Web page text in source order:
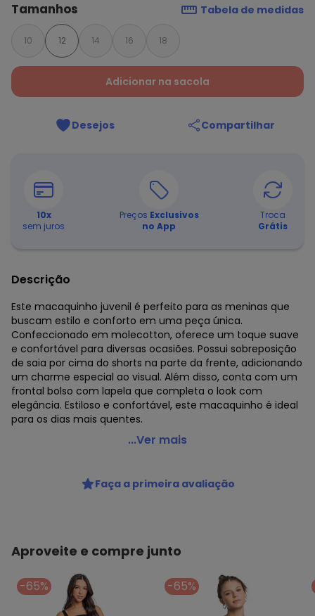
Tamanhos Tabela de medidas
10 12 14 16 18
Adicionar na sacola
Desejos Compartilhar
10x
sem juros
Preços Exclusivos
no App
Troca
Grátis
Descrição
Este macaquinho juvenil é perfeito para as meninas que
buscam estilo e conforto em uma peça única.
Confeccionado em molecotton, oferece um toque suave
e confortável para diversas ocasiões. Possui sobreposição
de saia por cima do shorts na parte da frente, adicionando
um charme especial ao visual. Além disso, conta com um
frontal bolso com lapela que completa o look com
elegância. Estiloso e confortável, este macaquinho é ideal
para os dias mais quentes.
Gloss - Macaquinho em Molecotton Juvenil Preto
Modelagem: Justa
Comprimento da manga: Curta
Cinto: Não acompanha
Decote frente: Redondo
Decote costas: V
Fornecedor: MALHARIA CRISTINA LTDA / CNPJ
82.663.337/0001-43
...Ver mais
Faça a primeira avaliação
Aproveite e compre junto
-65% -65%